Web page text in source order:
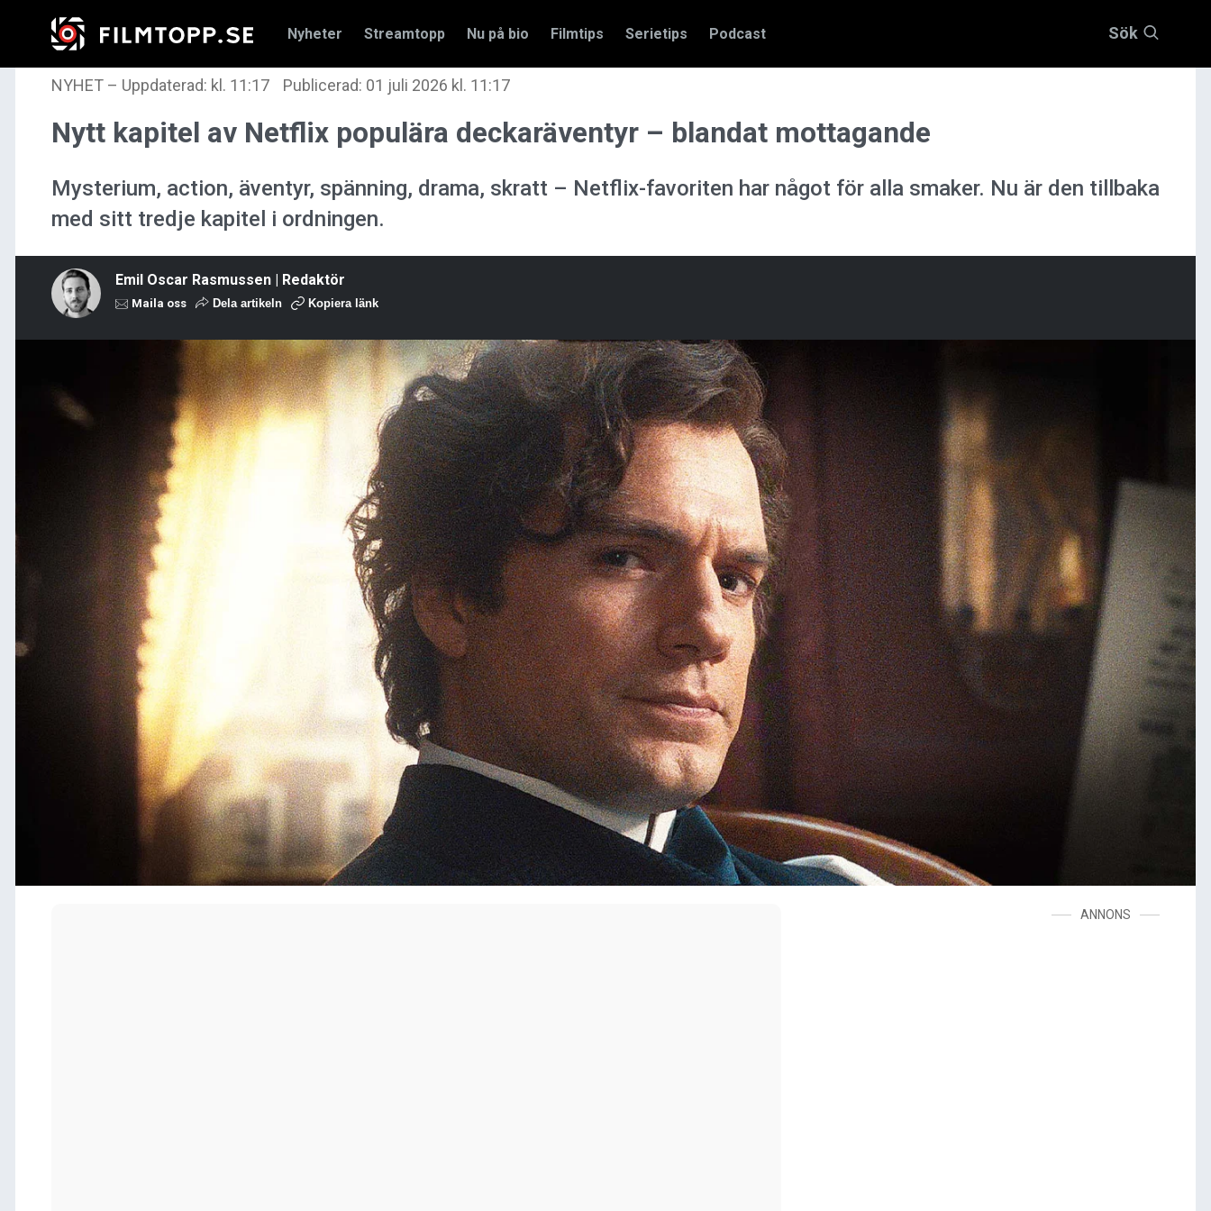
Nyheter Streamtopp Nu på bio Filmtips Serietips Podcast Sök
NYHET – Uppdaterad: kl. 11:17 Publicerad: 01 juli 2026 kl. 11:17
Nytt kapitel av Netflix populära deckaräventyr – blandat mottagande
Mysterium, action, äventyr, spänning, drama, skratt – Netflix-favoriten har något för alla smaker. Nu är den tillbaka
med sitt tredje kapitel i ordningen.
Emil Oscar Rasmussen | Redaktör
Maila oss Dela artikeln Kopiera länk
ANNONS